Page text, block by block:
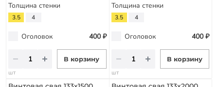
Толщина стенки
3.5 4
Оголовок 400 ₽
В корзину
шт
Толщина стенки
3.5 4
Оголовок 400 ₽
В корзину
шт